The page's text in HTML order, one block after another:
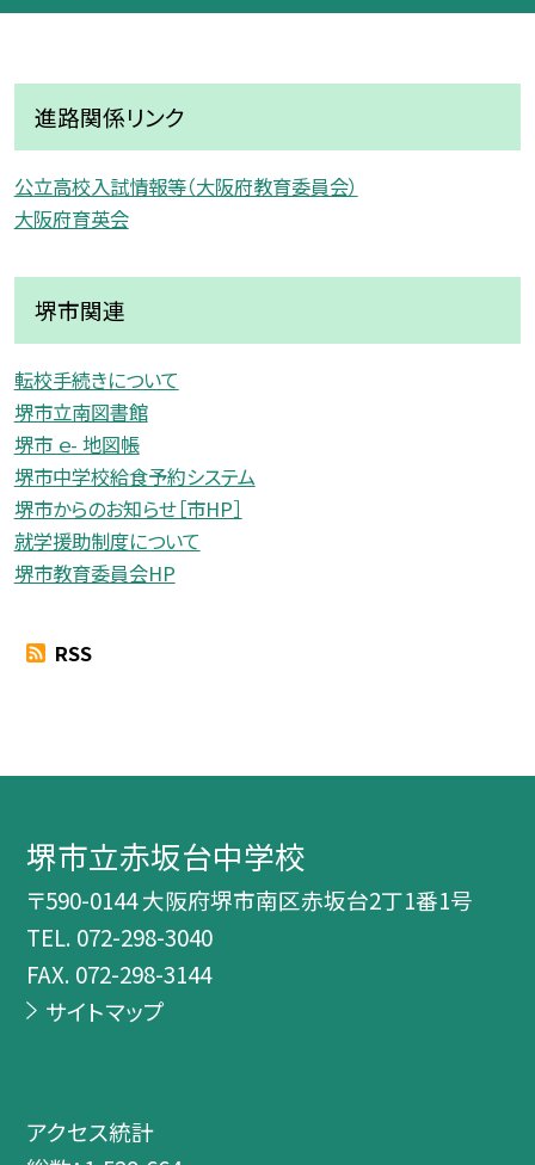
進路関係リンク
公立高校入試情報等（大阪府教育委員会）
大阪府育英会
堺市関連
転校手続きについて
堺市立南図書館
堺市 ｅ- 地図帳
堺市中学校給食予約システム
堺市からのお知らせ［市HP］
就学援助制度について
堺市教育委員会HP
RSS
堺市立赤坂台中学校
〒590-0144 大阪府堺市南区赤坂台2丁1番1号
TEL. 072-298-3040
FAX. 072-298-3144
サイトマップ
アクセス統計